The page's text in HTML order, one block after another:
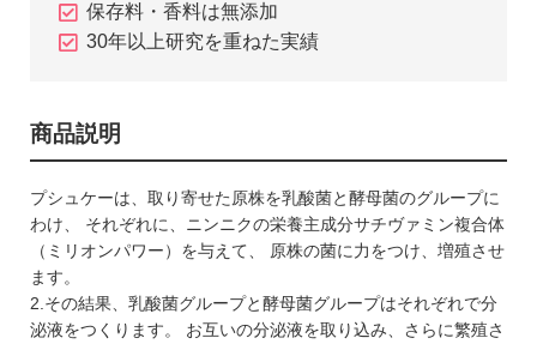
保存料・香料は無添加
30年以上研究を重ねた実績
商品説明
プシュケーは、取り寄せた原株を乳酸菌と酵母菌のグループに
わけ、 それぞれに、ニンニクの栄養主成分サチヴァミン複合体
（ミリオンパワー）を与えて、 原株の菌に力をつけ、増殖させ
ます。
2.その結果、乳酸菌グループと酵母菌グループはそれぞれで分
泌液をつくります。 お互いの分泌液を取り込み、さらに繁殖さ